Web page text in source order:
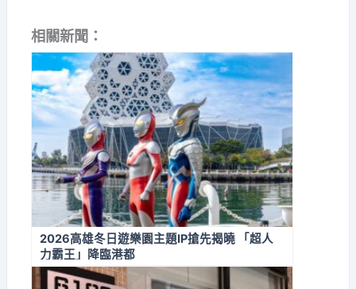
相關新聞：
2026高雄冬日遊樂園主題IP搶先揭曉 「超人
力霸王」降臨港都